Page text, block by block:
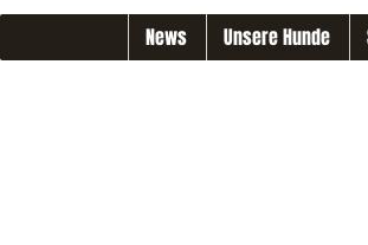
News Unsere Hunde